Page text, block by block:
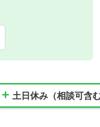
土日休み（相談可含